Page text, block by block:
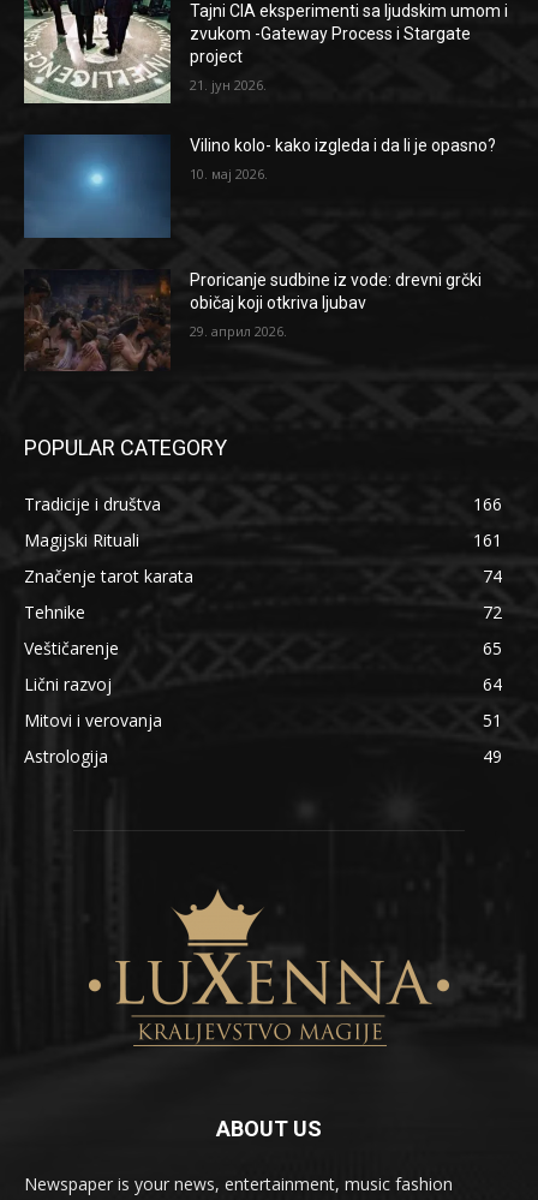
Tajni CIA eksperimenti sa ljudskim umom i
zvukom -Gateway Process i Stargate
project
21. јун 2026.
Vilino kolo- kako izgleda i da li je opasno?
10. мај 2026.
Proricanje sudbine iz vode: drevni grčki
običaj koji otkriva ljubav
29. април 2026.
POPULAR CATEGORY
Tradicije i društva
166
Magijski Rituali
161
Značenje tarot karata
74
Tehnike
72
Veštičarenje
65
Lični razvoj
64
Mitovi i verovanja
51
Astrologija
49
ABOUT US
Newspaper is your news, entertainment, music fashion